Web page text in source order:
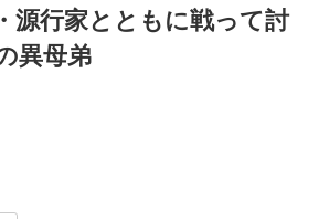
源行家とともに戦って討
異母弟